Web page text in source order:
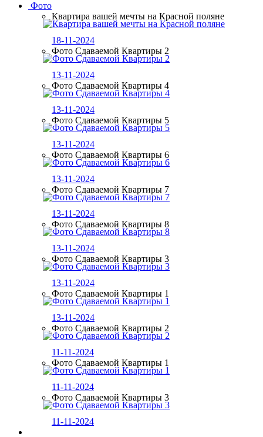
Фото
Квартира вашей мечты на Красной поляне
18-11-2024
Фото Сдаваемой Квартиры 2
13-11-2024
Фото Сдаваемой Квартиры 4
13-11-2024
Фото Сдаваемой Квартиры 5
13-11-2024
Фото Сдаваемой Квартиры 6
13-11-2024
Фото Сдаваемой Квартиры 7
13-11-2024
Фото Сдаваемой Квартиры 8
13-11-2024
Фото Сдаваемой Квартиры 3
13-11-2024
Фото Сдаваемой Квартиры 1
13-11-2024
Фото Сдаваемой Квартиры 2
11-11-2024
Фото Сдаваемой Квартиры 1
11-11-2024
Фото Сдаваемой Квартиры 3
11-11-2024